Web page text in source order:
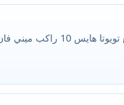
ميني فان ركاب.